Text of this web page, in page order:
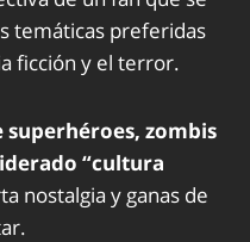
temáticas preferidas
ficción y el terror.
zombis
“cultura
nostalgia y ganas de